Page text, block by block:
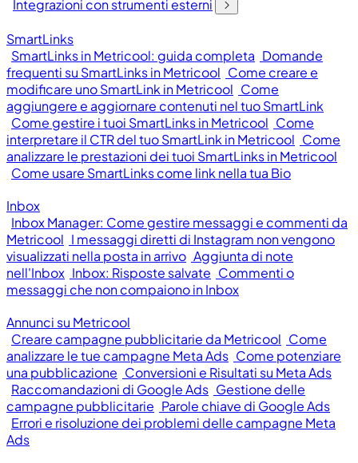
Integrazioni con strumenti esterni
SmartLinks
SmartLinks in Metricool: guida completa Domande
frequenti su SmartLinks in Metricool Come creare e
modificare uno SmartLink in Metricool Come
aggiungere e aggiornare contenuti nel tuo SmartLink
Come gestire i tuoi SmartLinks in Metricool Come
interpretare il CTR del tuo SmartLink in Metricool Come
analizzare le prestazioni dei tuoi SmartLinks in Metricool
Come usare SmartLinks come link nella tua Bio
Inbox
Inbox Manager: Come gestire messaggi e commenti da
Metricool I messaggi diretti di Instagram non vengono
visualizzati nella posta in arrivo Aggiunta di note
nell'Inbox Inbox: Risposte salvate Commenti o
messaggi che non compaiono in Inbox
Annunci su Metricool
Creare campagne pubblicitarie da Metricool Come
analizzare le tue campagne Meta Ads Come potenziare
una pubblicazione Conversioni e Risultati su Meta Ads
Raccomandazioni di Google Ads Gestione delle
campagne pubblicitarie Parole chiave di Google Ads
Errori e risoluzione dei problemi delle campagne Meta
Ads